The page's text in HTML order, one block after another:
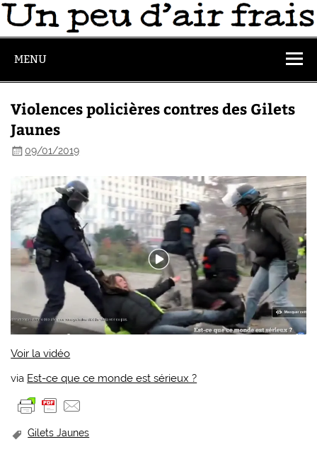
MENU
Violences policières contres des Gilets
Jaunes
09/01/2019
Voir la vidéo
via Est-ce que ce monde est sérieux ?
Gilets Jaunes